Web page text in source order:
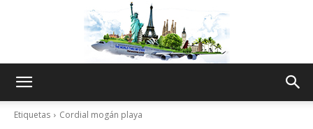
Etiquetas Cordial mogán playa